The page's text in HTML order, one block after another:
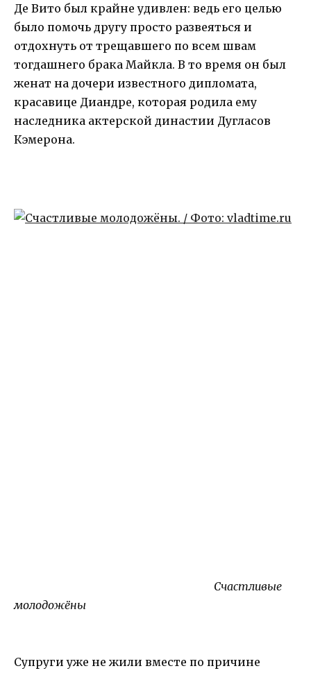
Де Вито был крайне удивлен: ведь его целью
было помочь другу просто развеяться и
отдохнуть от трещавшего по всем швам
тогдашнего брака Майкла. В то время он был
женат на дочери известного дипломата,
красавице Диандре, которая родила ему
наследника актерской династии Дугласов
Кэмерона.
Счастливые
молодожёны
Супруги уже не жили вместе по причине